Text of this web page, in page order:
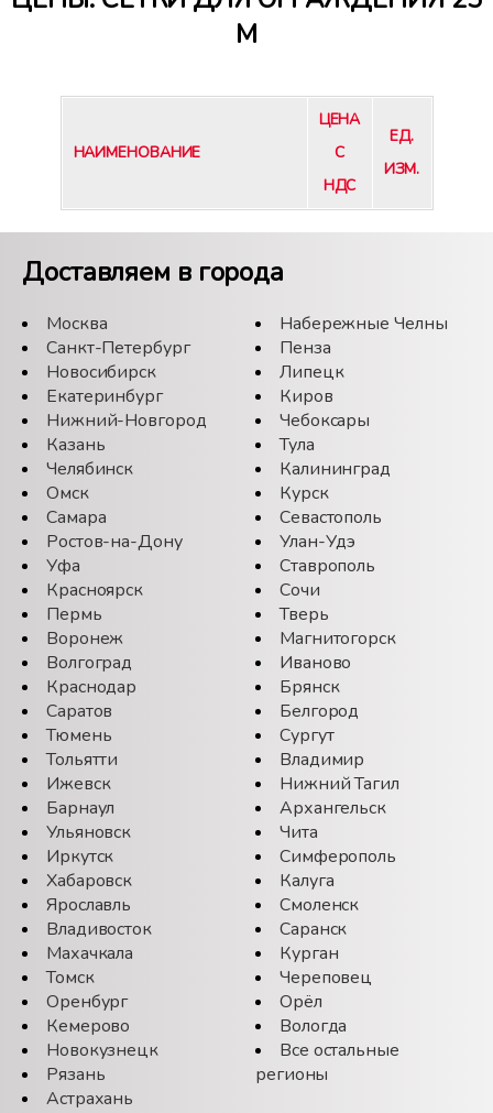
М
НАИМЕНОВАНИЕ
ЦЕНА
С
НДС
ЕД.
ИЗМ.
Доставляем в города
Москва
Санкт-Петербург
Новосибирск
Екатеринбург
Нижний-Новгород
Казань
Челябинск
Омск
Самара
Ростов-на-Дону
Уфа
Красноярск
Пермь
Воронеж
Волгоград
Краснодар
Саратов
Тюмень
Тольятти
Ижевск
Барнаул
Ульяновск
Иркутск
Хабаровск
Ярославль
Владивосток
Махачкала
Томск
Оренбург
Кемерово
Новокузнецк
Рязань
Астрахань
Набережные Челны
Пенза
Липецк
Киров
Чебоксары
Тула
Калининград
Курск
Севастополь
Улан-Удэ
Ставрополь
Сочи
Тверь
Магнитогорск
Иваново
Брянск
Белгород
Сургут
Владимир
Нижний Тагил
Архангельск
Чита
Симферополь
Калуга
Смоленск
Саранск
Курган
Череповец
Орёл
Вологда
Все остальные
регионы